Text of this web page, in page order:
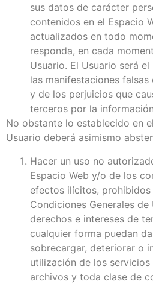
sus datos de carácter
contenidos en el Espacio
actualizados en todo
responda, en cada
Usuario. El Usuario será
las manifestaciones
y de los perjuicios que
terceros por la
No obstante lo establecido en
Usuario deberá asimismo
Hacer un uso no
Espacio Web y/o de los
efectos ilícitos, prohibidos
Condiciones Generales
derechos e intereses de
cualquier forma puedan
sobrecargar, deteriorar o
utilización de los
archivos y toda clase de